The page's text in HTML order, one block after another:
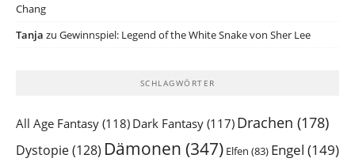
Chang
Tanja zu Gewinnspiel: Legend of the White Snake von Sher Lee
SCHLAGWÖRTER
All Age Fantasy (118) Dark Fantasy (117) Drachen (178)
Dystopie(128) Dämonen (347) Elfen (83) Engel (149)